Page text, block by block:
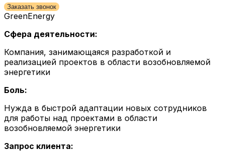
Заказать звонок
GreenEnergy
Сфера деятельности:
Компания, занимающаяся разработкой и
реализацией проектов в области возобновляемой
энергетики
Боль:
Нужда в быстрой адаптации новых сотрудников
для работы над проектами в области
возобновляемой энергетики
Запрос клиента: